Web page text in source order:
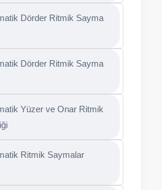
Dörder Ritmik Sayma
Dörder Ritmik Sayma
Yüzer ve Onar Ritmik
Ritmik Saymalar